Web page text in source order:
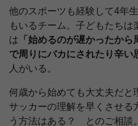
他のスポーツも経験して4年
もいるチーム。子どもたち
は 「始めるのが遅かったか
で周りにバカにされたり辛い
人がいる。
何歳から始めても大丈夫だと
サッカーの理解を早くさせる
う方法はある？ とのご相談。